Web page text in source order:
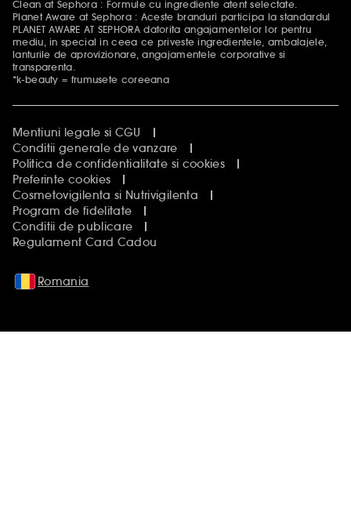
Clean at Sephora : Formule cu ingrediente atent selectate.
Planet Aware at Sephora : Aceste branduri participa la standardul
PLANET AWARE AT SEPHORA datorita angajamentelor lor pentru
mediu, in special in ceea ce priveste ingredientele, ambalajele,
lanturile de aprovizionare, angajamentele corporative si
transparenta.
*k-beauty = frumusete coreeana
Mentiuni legale si CGU
Conditii generale de vanzare
Politica de confidentialitate si cookies
Preferinte cookies
Cosmetovigilenta si Nutrivigilenta
Program de fidelitate
Conditii de publicare
Regulament Card Cadou
Romania